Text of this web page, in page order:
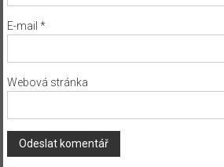
E-mail *
Webová stránka